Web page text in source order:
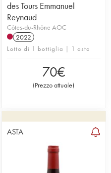
des Tours Emmanuel
Reynaud
Côtes-du-Rhône AOC
2022
Lotto di 1 bottiglia | 1 asta
70€
(Prezzo attuale)
ASTA